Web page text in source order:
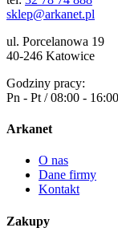
sklep@arkanet.pl
ul. Porcelanowa 19
40-246 Katowice
Godziny pracy:
Pn - Pt / 08:00 - 16:00
Arkanet
O nas
Dane firmy
Kontakt
Zakupy